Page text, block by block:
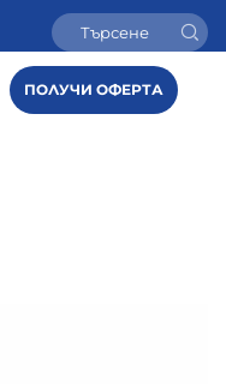
ПОЛУЧИ ОФЕРТА